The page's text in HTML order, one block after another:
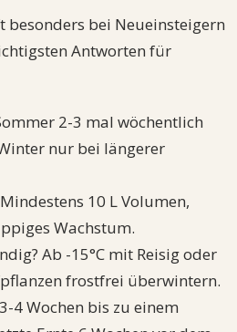
besonders bei Neueinsteigern
Antworten für
2-3 mal wöchentlich
nur bei längerer
10 L Volumen,
Wachstum.
Ab -15°C mit Reisig oder
frostfrei überwintern.
4 Wochen bis zu einem